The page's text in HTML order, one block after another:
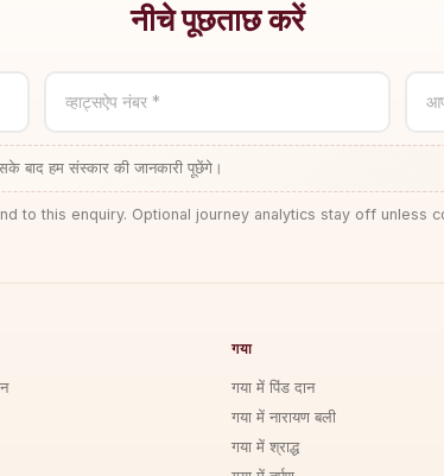
नीचे पूछताछ करें
व्हाट्सऐप नंबर *
बाद हम संस्कार की जानकारी पूछेंगे।
to this enquiry. Optional journey analytics stay off unless
गया
गया में पिंड दान
गया में नारायण बली
गया में श्राद्ध